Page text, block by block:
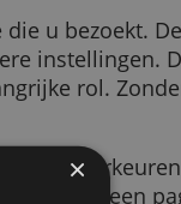
website
en
een